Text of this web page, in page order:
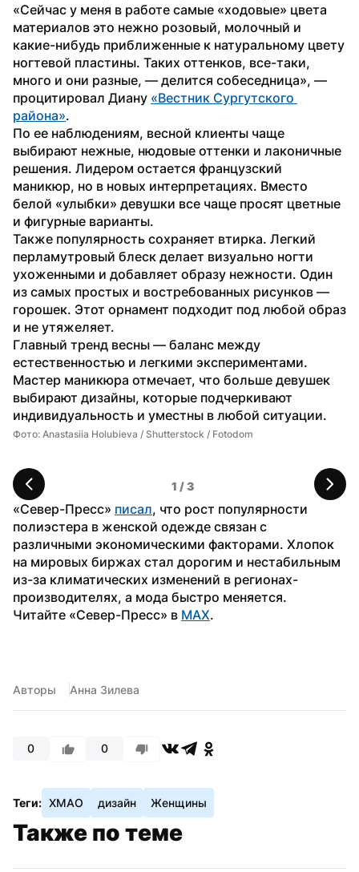
«Сейчас у меня в работе самые «ходовые» цвета
материалов это нежно розовый, молочный и
какие-нибудь приближенные к натуральному цвету
ногтевой пластины. Таких оттенков, все-таки,
много и они разные, — делится собеседница», —
процитировал Диану «Вестник Сургутского
района».
По ее наблюдениям, весной клиенты чаще
выбирают нежные, нюдовые оттенки и лаконичные
решения. Лидером остается французский
маникюр, но в новых интерпретациях. Вместо
белой «улыбки» девушки все чаще просят цветные
и фигурные варианты.
Также популярность сохраняет втирка. Легкий
перламутровый блеск делает визуально ногти
ухоженными и добавляет образу нежности. Один
из самых простых и востребованных рисунков —
горошек. Этот орнамент подходит под любой образ
и не утяжеляет.
Главный тренд весны — баланс между
естественностью и легкими экспериментами.
Мастер маникюра отмечает, что больше девушек
выбирают дизайны, которые подчеркивают
индивидуальность и уместны в любой ситуации.
1 / 3
Фото: Anastasiia Holubieva / Shutterstock / Fotodom
«Север-Пресс» писал, что рост популярности
полиэстера в женской одежде связан с
различными экономическими факторами. Хлопок
на мировых биржах стал дорогим и нестабильным
из-за климатических изменений в регионах-
производителях, а мода быстро меняется.
Читайте «Север-Пресс» в MAX.
Авторы Анна Зилева
0 0
Теги: ХМАО дизайн Женщины
Также по теме